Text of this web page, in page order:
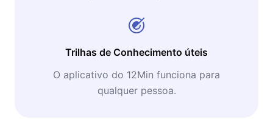
Trilhas de Conhecimento úteis
O aplicativo do 12Min funciona para
qualquer pessoa.